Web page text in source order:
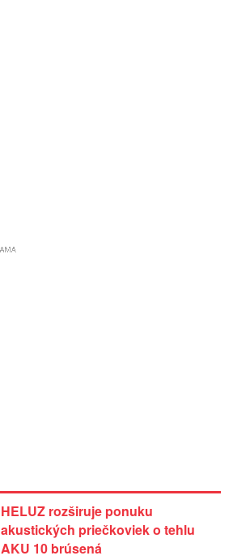
HELUZ rozširuje ponuku
akustických priečkoviek o tehlu
AKU 10 brúsená